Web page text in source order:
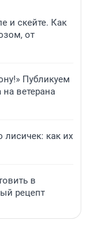
и скейте. Как
от
Публикуем
ветерана
лисичек: как их
в
рецепт